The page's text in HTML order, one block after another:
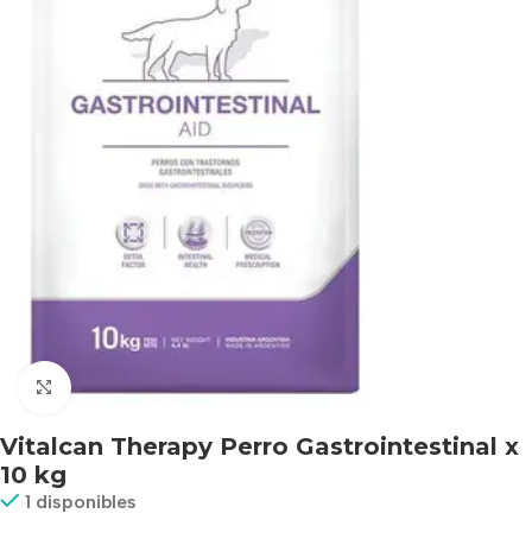
Haga clic para ampliar
Vitalcan Therapy Perro Gastrointestinal x
10 kg
1 disponibles